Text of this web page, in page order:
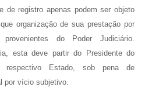
de registro apenas podem ser objeto
organização de sua prestação por
provenientes do Poder Judiciário.
esta deve partir do Presidente do
Estado, sob pena de
por vício subjetivo.